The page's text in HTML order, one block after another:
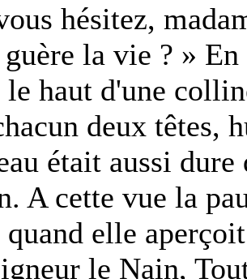
hésitez,
la vie ? »
haut d'une
deux têtes,
était aussi
A cette vue la
elle
le Nain,